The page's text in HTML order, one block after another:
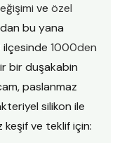
ve özel
bu yana
1000den
bir duşakabin
paslanmaz
silikon ile
keşif ve teklif için: